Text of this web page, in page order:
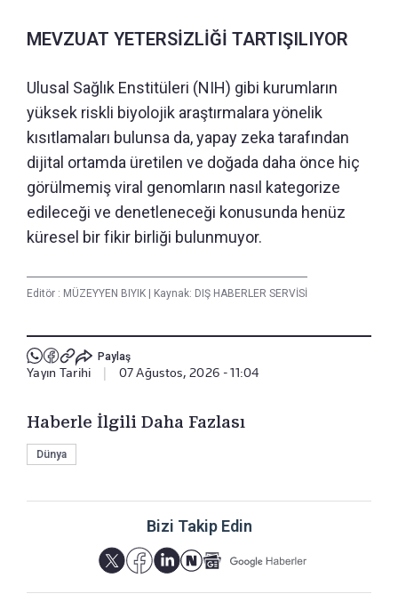
MEVZUAT YETERSİZLİĞİ TARTIŞILIYOR
Ulusal Sağlık Enstitüleri (NIH) gibi kurumların
yüksek riskli biyolojik araştırmalara yönelik
kısıtlamaları bulunsa da, yapay zeka tarafından
dijital ortamda üretilen ve doğada daha önce hiç
görülmemiş viral genomların nasıl kategorize
edileceği ve denetleneceği konusunda henüz
küresel bir fikir birliği bulunmuyor.
Editör : MÜZEYYEN BIYIK | Kaynak: DIŞ HABERLER SERVİSİ
Paylaş
Yayın Tarihi 07 Ağustos, 2026 - 11:04
Haberle İlgili Daha Fazlası
Dünya
Bizi Takip Edin